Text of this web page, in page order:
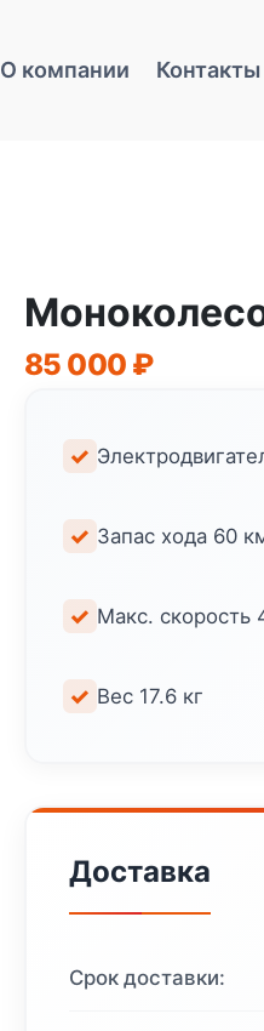
О компании Контакты
85 000 ₽
Запас хода 60
Макс. скорость
Вес 17.6 кг
Доставка
Срок доставки: